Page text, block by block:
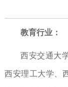
教育行业：
西安交通大
西安理工大学、